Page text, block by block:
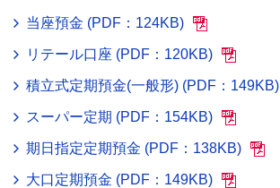
当座預金 (PDF：124KB)
リテール口座 (PDF：120KB)
積立式定期預金(一般形) (PDF：149KB)
スーパー定期 (PDF：154KB)
期日指定定期預金 (PDF：138KB)
大口定期預金 (PDF：149KB)